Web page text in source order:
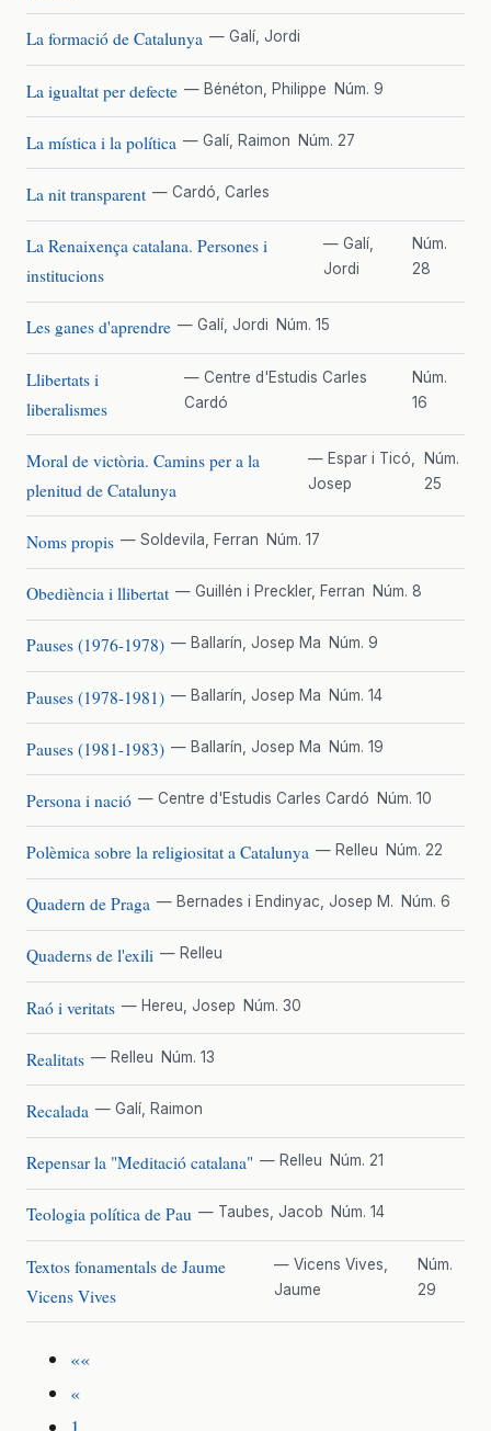
La formació de Catalunya — Galí, Jordi
La igualtat per defecte — Bénéton, Philippe Núm. 9
La mística i la política — Galí, Raimon Núm. 27
La nit transparent — Cardó, Carles
La Renaixença catalana. Persones i
institucions
— Galí,
Jordi
Núm.
28
Les ganes d'aprendre — Galí, Jordi Núm. 15
Llibertats i
liberalismes
— Centre d'Estudis Carles
Cardó
Núm.
16
Moral de victòria. Camins per a la
plenitud de Catalunya
— Espar i Ticó,
Josep
Núm.
25
Noms propis — Soldevila, Ferran Núm. 17
Obediència i llibertat — Guillén i Preckler, Ferran Núm. 8
Pauses (1976-1978) — Ballarín, Josep Ma Núm. 9
Pauses (1978-1981) — Ballarín, Josep Ma Núm. 14
Pauses (1981-1983) — Ballarín, Josep Ma Núm. 19
Persona i nació — Centre d'Estudis Carles Cardó Núm. 10
Polèmica sobre la religiositat a Catalunya — Relleu Núm. 22
Quadern de Praga — Bernades i Endinyac, Josep M. Núm. 6
Quaderns de l'exili — Relleu
Raó i veritats — Hereu, Josep Núm. 30
Realitats — Relleu Núm. 13
Recalada — Galí, Raimon
Repensar la "Meditació catalana" — Relleu Núm. 21
Teologia política de Pau — Taubes, Jacob Núm. 14
Textos fonamentals de Jaume
Vicens Vives
— Vicens Vives,
Jaume
Núm.
29
««
«